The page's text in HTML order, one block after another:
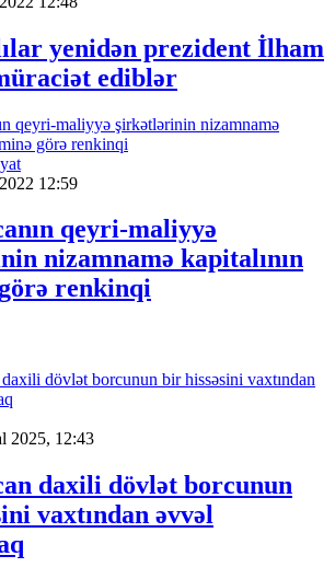
yenidən prezident İlham
ediblər
12:59
qeyri-maliyyə
nizamnamə kapitalının
renkinqi
2025, 12:43
daxili dövlət borcunun
vaxtından əvvəl